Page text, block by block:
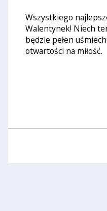
Wszystkiego
Walentynek! Niech
będzie pełen
otwartości na miłość.